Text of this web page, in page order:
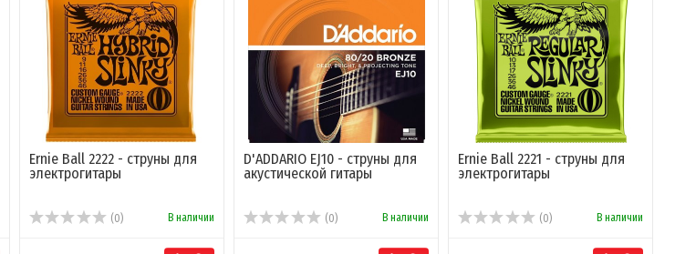
Ernie Ball 2222 - струны для
электрогитары
(0) В наличии
D'ADDARIO EJ10 - струны для
акустической гитары
(0) В наличии
Ernie Ball 2221 - струны для
электрогитары
(0) В наличии